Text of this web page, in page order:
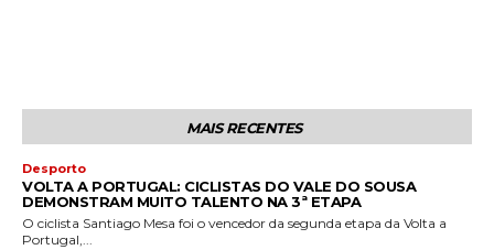
MAIS RECENTES
Desporto
VOLTA A PORTUGAL: CICLISTAS DO VALE DO SOUSA
DEMONSTRAM MUITO TALENTO NA 3ª ETAPA
O ciclista Santiago Mesa foi o vencedor da segunda etapa da Volta a
Portugal,...